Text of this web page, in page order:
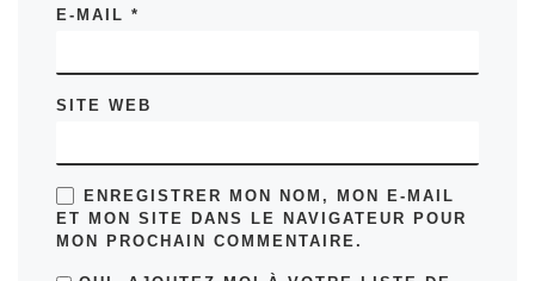
E-MAIL*
SITE WEB
ENREGISTRER MON NOM, MON E-MAIL
ET MON SITE DANS LE NAVIGATEUR POUR
MON PROCHAIN COMMENTAIRE.